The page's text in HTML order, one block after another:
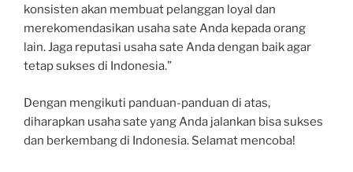
konsisten akan membuat pelanggan loyal dan
merekomendasikan usaha sate Anda kepada orang
lain. Jaga reputasi usaha sate Anda dengan baik agar
tetap sukses di Indonesia.”
Dengan mengikuti panduan-panduan di atas,
diharapkan usaha sate yang Anda jalankan bisa sukses
dan berkembang di Indonesia. Selamat mencoba!